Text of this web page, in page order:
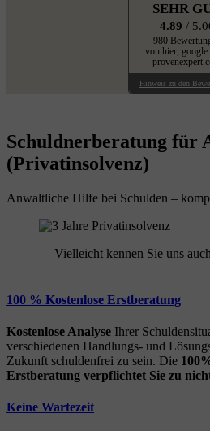
SEHR
4.89 /
980
von hier,
Hinweis zu den
Schuldnerberatung für
(Privatinsolvenz)
Anwaltliche Hilfe bei Schulden –
Vielleicht kennen Sie uns
100 % Kostenlose Erstberatung
Kostenlose Analyse Ihrer
verschiedenen Handlungs- und
Zukunft schuldenfrei zu sein. Die
Erstberatung verpflichtet Sie zu
Keine Wartezeit